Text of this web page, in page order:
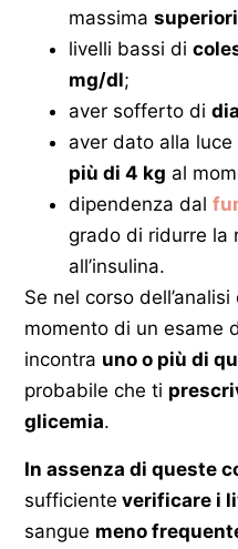
massima
livelli bassi di
mg/dl;
aver sofferto di
aver dato alla luce
più di 4 kg al
dipendenza dal
grado di ridurre la
all’insulina.
Se nel corso
momento di un esame
incontra uno o più di
probabile che ti
glicemia.
In assenza di queste
sufficiente verificare i
sangue meno